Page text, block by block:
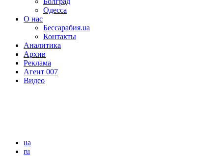
Одесса
О нас
Бессарабия.ua
Контакты
Аналитика
Архив
Реклама
Агент 007
Видео
ua
ru